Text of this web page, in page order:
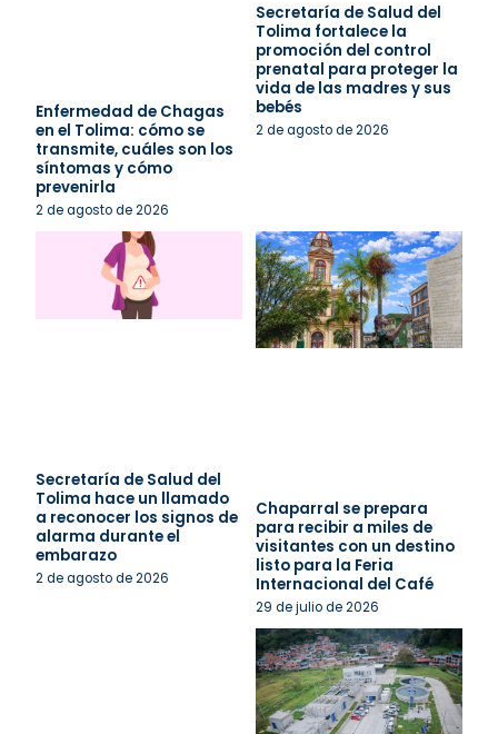
Enfermedad de Chagas
en el Tolima: cómo se
transmite, cuáles son los
síntomas y cómo
prevenirla
2 de agosto de 2026
Secretaría de Salud del
Tolima fortalece la
promoción del control
prenatal para proteger la
vida de las madres y sus
bebés
2 de agosto de 2026
Secretaría de Salud del
Tolima hace un llamado
a reconocer los signos de
alarma durante el
embarazo
2 de agosto de 2026
Chaparral se prepara
para recibir a miles de
visitantes con un destino
listo para la Feria
Internacional del Café
29 de julio de 2026